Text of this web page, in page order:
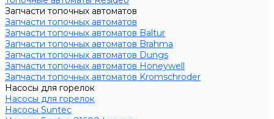
Запчасти топочных автоматов
Запчасти топочных автоматов
Запчасти топочных автоматов Baltur
Запчасти топочных автоматов Brahma
Запчасти топочных автоматов Dungs
Запчасти топочных автоматов Honeywell
Запчасти топочных автоматов Kromschroder
Насосы для горелок
Насосы для горелок
Насосы Suntec